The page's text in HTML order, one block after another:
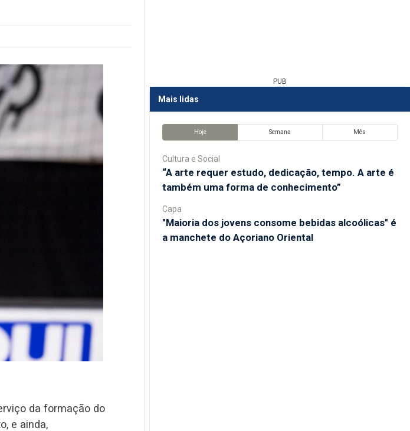
da formação do
e ainda,
PUB
Mais lidas
Hoje Semana Mês
Cultura e Social
“A arte requer estudo, dedicação, tempo. A arte é
também uma forma de conhecimento”
Capa
"Maioria dos jovens consome bebidas alcoólicas" é
a manchete do Açoriano Oriental